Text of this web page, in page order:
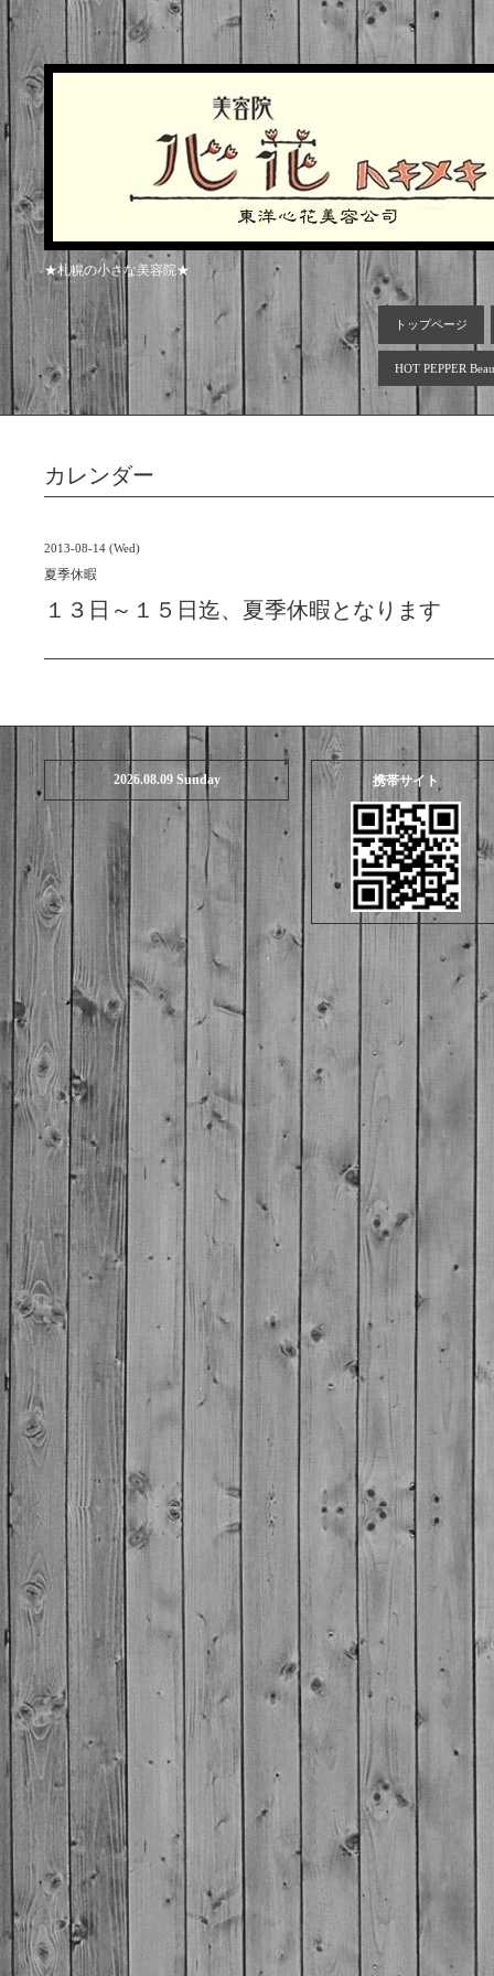
★札幌の小さな美容院★
トップページ
HOT PEPPER
カレンダー
2013-08-14 (Wed)
夏季休暇
１３日～１５日迄、夏季休暇となります
2026.08.09 Sunday 携帯サイト